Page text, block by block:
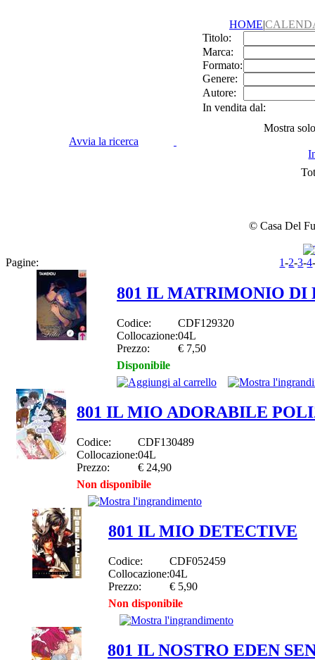
HOME|
Titolo:
Marca:
Formato:
Genere:
Autore:
In vendita dal:
Mostra
Avvia la ricerca
© Casa Del
Pagine: 1-2-3-4
801 IL MATRIMONIO DI
Codice:
CDF129320
Collocazione:04L
Prezzo:
€ 7,50
Disponibile
801 IL MIO ADORABILE
Codice:
CDF130489
Collocazione:04L
Prezzo:
€ 24,90
Non disponibile
801 IL MIO DETECTIVE
Codice:
CDF052459
Collocazione:04L
Prezzo:
€ 5,90
Non disponibile
801 IL NOSTRO EDEN